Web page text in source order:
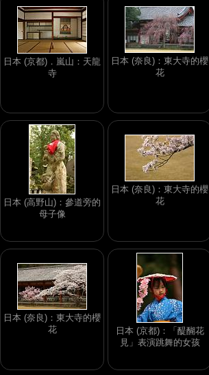
日本 (京都)．嵐山：天龍
寺
日本 (奈良)：東大寺的櫻
花
日本 (高野山)：參道旁的
母子像
日本 (奈良)：東大寺的櫻
花
日本 (奈良)：東大寺的櫻
花
日本 (京都)：「醍醐花
見」表演跳舞的女孩